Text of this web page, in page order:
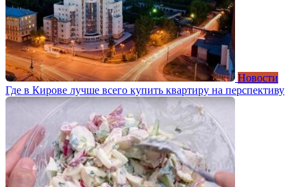
Новости
Где в Кирове лучше всего купить квартиру на перспективу